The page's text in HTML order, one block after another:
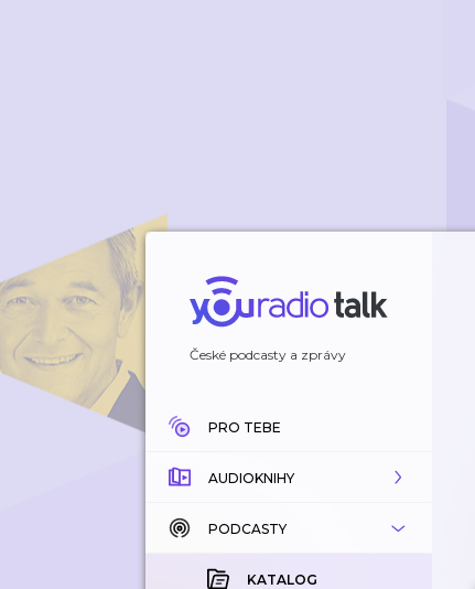
České podcasty a zprávy
PRO TEBE
AUDIOKNIHY
KATALOG
KOUPENÉ
PODCASTY
KATALOG